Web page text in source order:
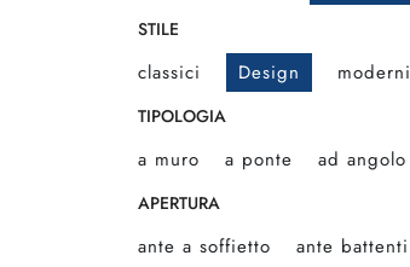
STILE
classici Design moderni
TIPOLOGIA
a muro a ponte ad angolo
APERTURA
ante a soffietto ante battenti